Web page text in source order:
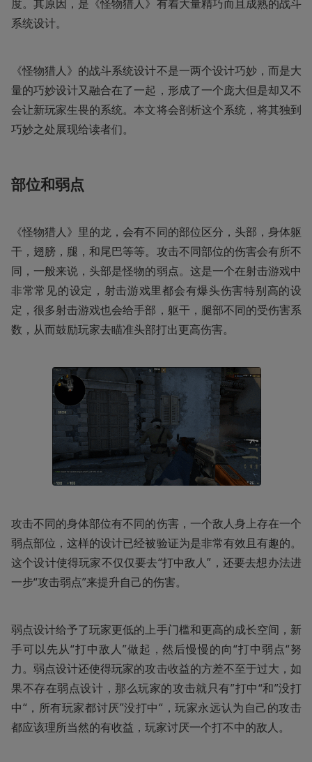
度。其原因，是《怪物猎人》有着大量精巧而且成熟的战斗
系统设计。
《怪物猎人》的战斗系统设计不是一两个设计巧妙，而是大
量的巧妙设计又融合在了一起，形成了一个庞大但是却又不
会让新玩家生畏的系统。本文将会剖析这个系统，将其独到
巧妙之处展现给读者们。
部位和弱点
《怪物猎人》里的龙，会有不同的部位区分，头部，身体躯
干，翅膀，腿，和尾巴等等。攻击不同部位的伤害会有所不
同，一般来说，头部是怪物的弱点。这是一个在射击游戏中
非常常见的设定，射击游戏里都会有爆头伤害特别高的设
定，很多射击游戏也会给手部，躯干，腿部不同的受伤害系
数，从而鼓励玩家去瞄准头部打出更高伤害。
攻击不同的身体部位有不同的伤害，一个敌人身上存在一个
弱点部位，这样的设计已经被验证为是非常有效且有趣的。
这个设计使得玩家不仅仅要去“打中敌人”，还要去想办法进
一步“攻击弱点”来提升自己的伤害。
弱点设计给予了玩家更低的上手门槛和更高的成长空间，新
手可以先从“打中敌人”做起，然后慢慢的向“打中弱点“努
力。弱点设计还使得玩家的攻击收益的方差不至于过大，如
果不存在弱点设计，那么玩家的攻击就只有”打中“和”没打
中“，所有玩家都讨厌”没打中“，玩家永远认为自己的攻击
都应该理所当然的有收益，玩家讨厌一个打不中的敌人。